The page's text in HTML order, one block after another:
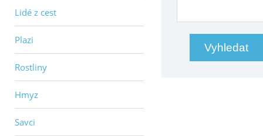
Lidé z cest
Plazi
Rostliny
Hmyz
Savci